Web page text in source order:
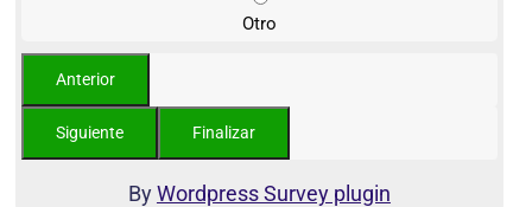
Otro
ByWordpress Survey plugin